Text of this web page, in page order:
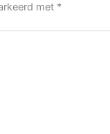
met *